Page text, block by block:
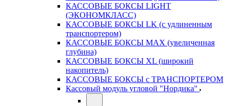
КАССОВЫЕ БОКСЫ LIGHT
(ЭКОНОМКЛАСС)
КАССОВЫЕ БОКСЫ LK (с удлиненным
транспортером)
КАССОВЫЕ БОКСЫ MAX (увеличенная
глубина)
КАССОВЫЕ БОКСЫ XL (широкий
накопитель)
КАССОВЫЕ БОКСЫ с ТРАНСПОРТЕРОМ
Кассовый модуль угловой "Нордика"